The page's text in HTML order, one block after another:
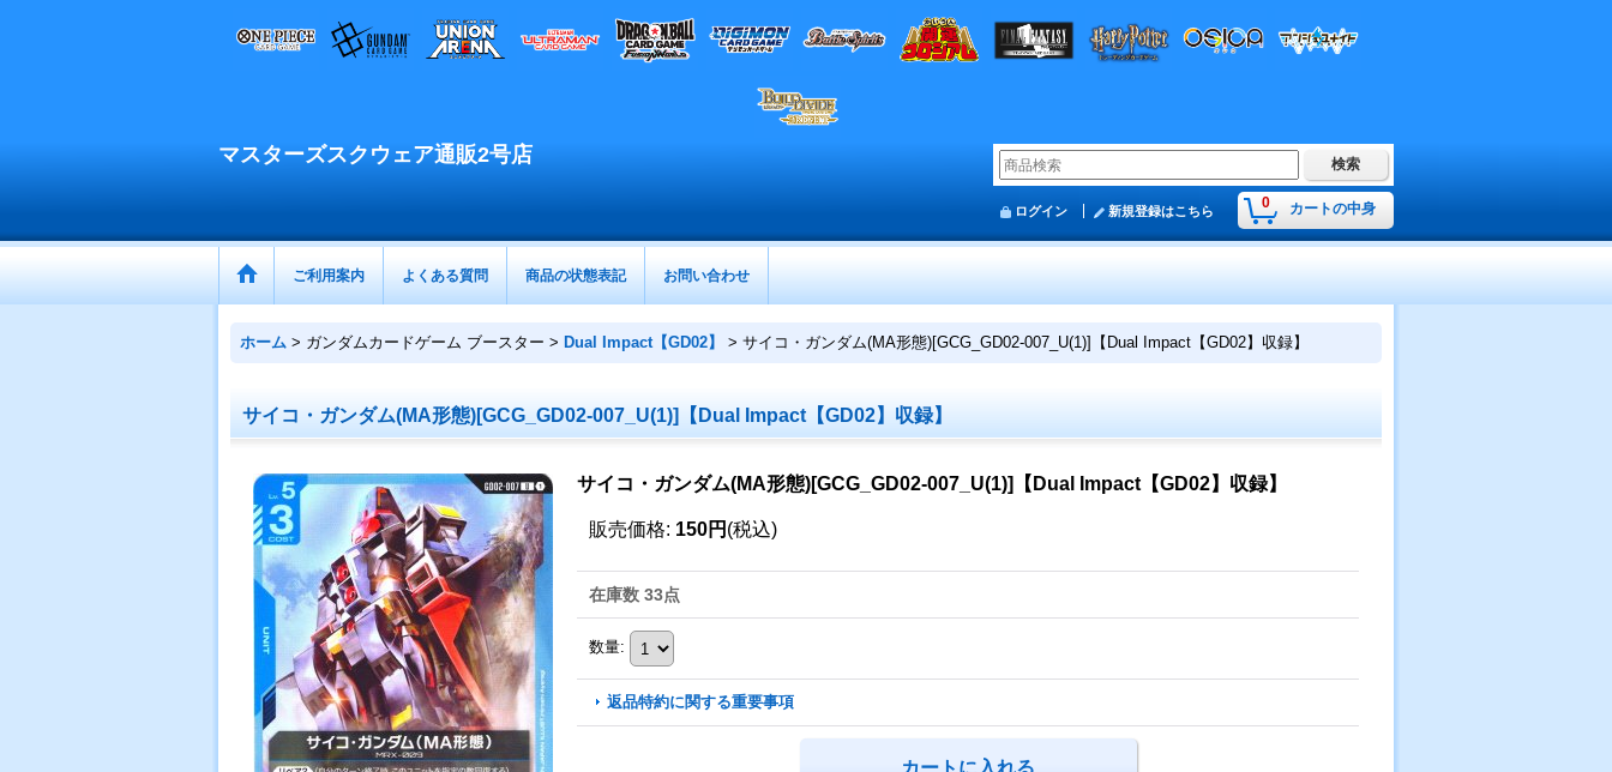
マスターズスクウェア通販2号店
0 カートの中身
ログイン 新規登録はこちら
ご利用案内 よくある質問 商品の状態表記 お問い合わせ
ホーム > ガンダムカードゲーム ブースター > Dual Impact【GD02】 > サイコ・ガンダム(MA形態)[GCG_GD02-007_U(1)]【Dual Impact【GD02】収録】
サイコ・ガンダム(MA形態)[GCG_GD02-007_U(1)]【Dual Impact【GD02】収録】
サイコ・ガンダム(MA形態)[GCG_GD02-007_U(1)]【Dual Impact【GD02】収録】
販売価格: 150円 (税込)
在庫数 33点
数量:
返品特約に関する重要事項